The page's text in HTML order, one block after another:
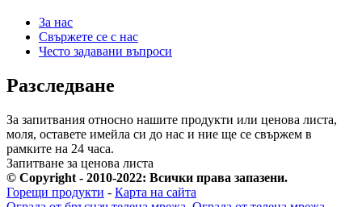
За нас
Свържете се с нас
Често задавани въпроси
Разследване
За запитвания относно нашите продукти или ценова листа,
моля, оставете имейла си до нас и ние ще се свържем в
рамките на 24 часа.
Запитване за ценова листа
© Copyright - 2010-2022: Всички права запазени.
Горещи продукти - Карта на сайта